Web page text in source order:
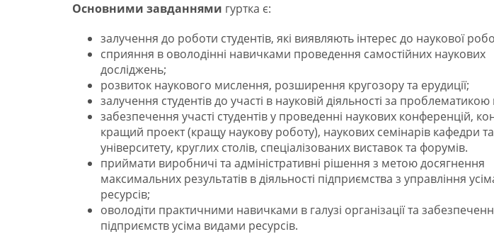
Основними завданнями гуртка є:
залучення до роботи студентів, які виявляють інтерес до наукової
сприяння в оволодінні навичками проведення самостійних наукових
досліджень;
розвиток наукового мислення, розширення кругозору та ерудиції;
залучення студентів до участі в науковій діяльності за
забезпечення участі студентів у проведенні наукових конференцій,
кращий проект (кращу наукову роботу), наукових семінарів кафедри та
університету, круглих столів, спеціалізованих виставок та форумів.
приймати виробничі та адміністративні рішення з метою досягнення
максимальних результатів в діяльності підприємства з управління
ресурсів;
оволодіти практичними навичками в галузі організації та
підприємств усіма видами ресурсів.